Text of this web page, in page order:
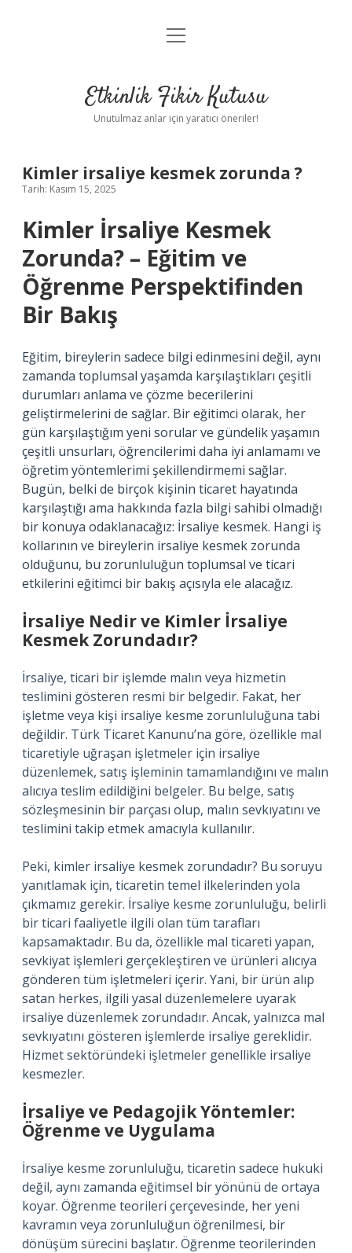
Anasayfa
Yasal Uyarı
menüyü
Etkinlik Fikir Kutusu
Unutulmaz anlar için yaratıcı öneriler!
Kimler irsaliye kesmek zorunda ?
Tarih: Kasım 15, 2025
Kimler İrsaliye Kesmek
Zorunda? – Eğitim ve
Öğrenme Perspektifinden
Bir Bakış
Eğitim, bireylerin sadece bilgi edinmesini değil, aynı
zamanda toplumsal yaşamda karşılaştıkları çeşitli
durumları anlama ve çözme becerilerini
geliştirmelerini de sağlar. Bir eğitimci olarak, her
gün karşılaştığım yeni sorular ve gündelik yaşamın
çeşitli unsurları, öğrencilerimi daha iyi anlamamı ve
öğretim yöntemlerimi şekillendirmemi sağlar.
Bugün, belki de birçok kişinin ticaret hayatında
karşılaştığı ama hakkında fazla bilgi sahibi olmadığı
bir konuya odaklanacağız: İrsaliye kesmek. Hangi iş
kollarının ve bireylerin irsaliye kesmek zorunda
olduğunu, bu zorunluluğun toplumsal ve ticari
etkilerini eğitimci bir bakış açısıyla ele alacağız.
İrsaliye Nedir ve Kimler İrsaliye
Kesmek Zorundadır?
İrsaliye, ticari bir işlemde malın veya hizmetin
teslimini gösteren resmi bir belgedir. Fakat, her
işletme veya kişi irsaliye kesme zorunluluğuna tabi
değildir. Türk Ticaret Kanunu’na göre, özellikle mal
ticaretiyle uğraşan işletmeler için irsaliye
düzenlemek, satış işleminin tamamlandığını ve malın
alıcıya teslim edildiğini belgeler. Bu belge, satış
sözleşmesinin bir parçası olup, malın sevkıyatını ve
teslimini takip etmek amacıyla kullanılır.
Peki, kimler irsaliye kesmek zorundadır? Bu soruyu
yanıtlamak için, ticaretin temel ilkelerinden yola
çıkmamız gerekir. İrsaliye kesme zorunluluğu, belirli
bir ticari faaliyetle ilgili olan tüm tarafları
kapsamaktadır. Bu da, özellikle mal ticareti yapan,
sevkiyat işlemleri gerçekleştiren ve ürünleri alıcıya
gönderen tüm işletmeleri içerir. Yani, bir ürün alıp
satan herkes, ilgili yasal düzenlemelere uyarak
irsaliye düzenlemek zorundadır. Ancak, yalnızca mal
sevkıyatını gösteren işlemlerde irsaliye gereklidir.
Hizmet sektöründeki işletmeler genellikle irsaliye
kesmezler.
İrsaliye ve Pedagojik Yöntemler:
Öğrenme ve Uygulama
İrsaliye kesme zorunluluğu, ticaretin sadece hukuki
değil, aynı zamanda eğitimsel bir yönünü de ortaya
koyar. Öğrenme teorileri çerçevesinde, her yeni
kavramın veya zorunluluğun öğrenilmesi, bir
dönüşüm sürecini başlatır. Öğrenme teorilerinden